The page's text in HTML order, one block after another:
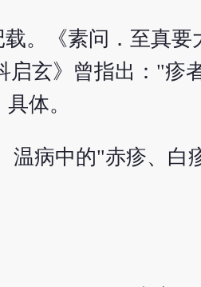
。《素问．至真要
玄》曾指出："疹
体。
温病中的"赤疹、白